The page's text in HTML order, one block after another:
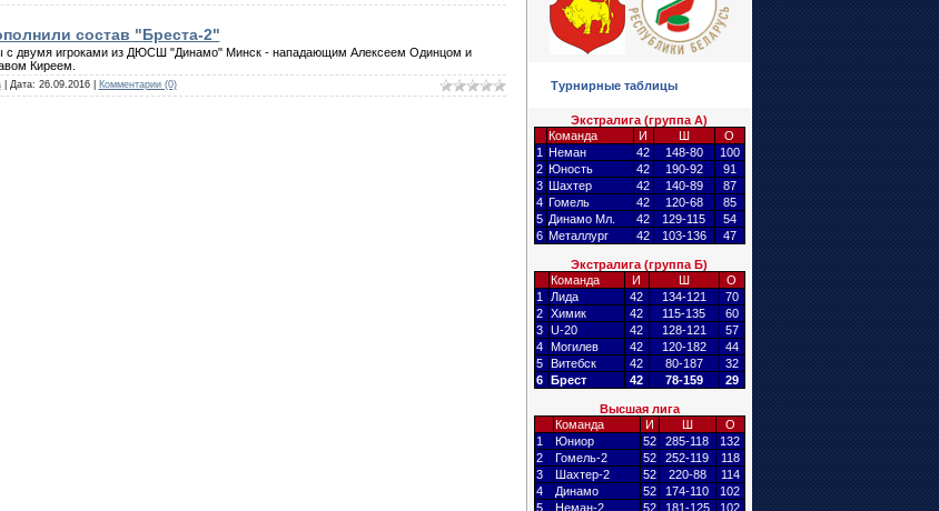
состав "Бреста-2"
с двумя игроками из ДЮСШ "Динамо" Минск - нападающим Алексеем Одинцом и
Киреем.
| Дата: 26.09.2016| Комментарии (0) Турнирные таблицы
Экстралига (группа А)
Команда
И Ш
О
1 Неман 42 148-80
100
2 Юность 42 190-92
91
3 Шахтер 42 140-89
87
4 Гомель 42 120-68
85
5 Динамо Мл. 42 129-115
54
6 Металлург 42 103-136 47
Экстралига (группа Б)
Команда
И Ш
О
1
Лида 42 134-121
70
2
Химик 42 115-135
60
3
U-20 42 128-121
57
4
Могилев 42 120-182
44
5
Витебск 42 80-187
32
6
Брест 42 78-159 29
Высшая лига
Команда
И Ш
О
1
Юниор 52 285-118
132
2
Гомель-2 52 252-119
118
3
Шахтер-2 52 220-88
114
4
Динамо 52 174-110
102
5
Неман-2 52 181-125
102